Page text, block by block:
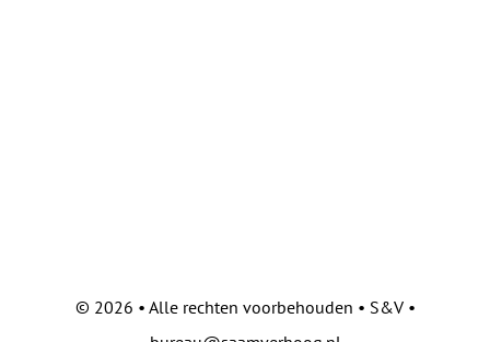
© 2026 • Alle rechten voorbehouden • S&V •